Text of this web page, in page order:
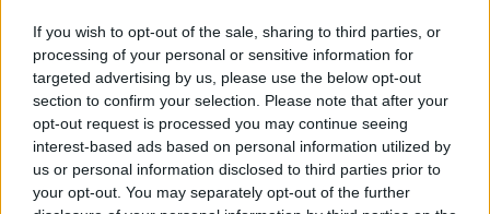
If you wish to opt-out of the sale, sharing to third parties, or
processing of your personal or sensitive information for
targeted advertising by us, please use the below opt-out
section to confirm your selection. Please note that after your
opt-out request is processed you may continue seeing
interest-based ads based on personal information utilized by
us or personal information disclosed to third parties prior to
your opt-out. You may separately opt-out of the further
Η ομιλία των παιδιών μπορεί να
αποκαλύπτει τον μελλοντικό κίνδυνο